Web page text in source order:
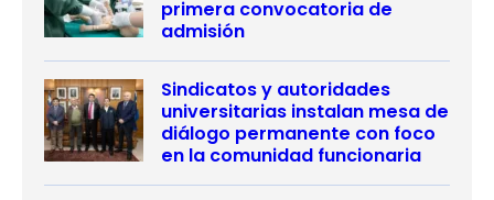
primera convocatoria de
admisión
Sindicatos y autoridades
universitarias instalan mesa de
diálogo permanente con foco
en la comunidad funcionaria